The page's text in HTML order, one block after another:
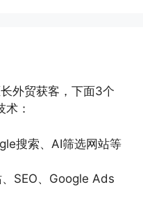
外贸获客，下面3个
：
搜索、AI筛选网站等
SEO、Google Ads